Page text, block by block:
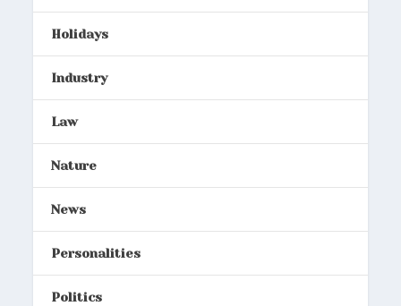
Holidays
Industry
Law
Nature
News
Personalities
Politics